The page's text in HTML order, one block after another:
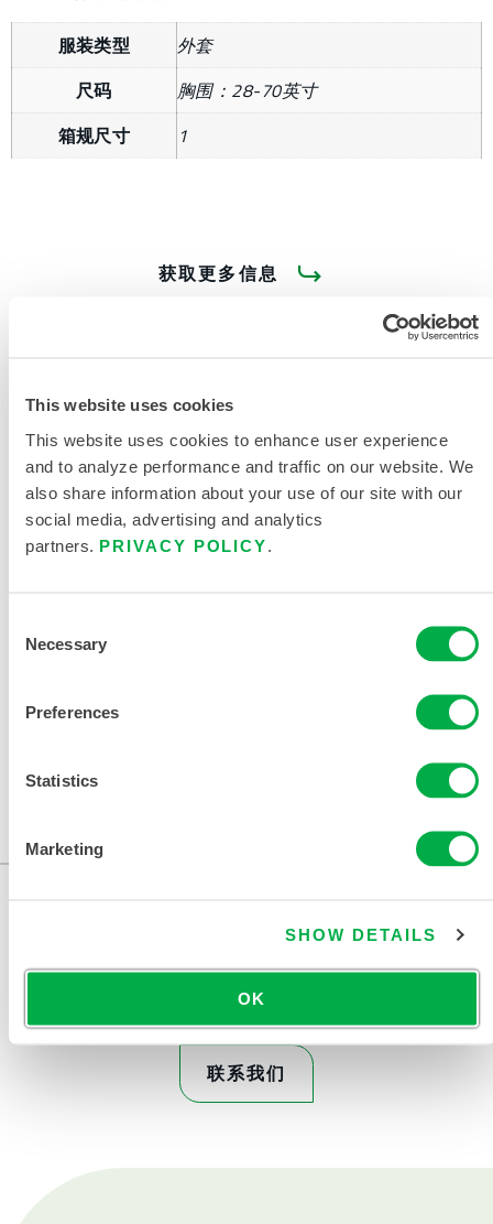
This website uses cookies
This website uses cookies to enhance user experience
and to analyze performance and traffic on our website. We
also share information about your use of our site with our
social media, advertising and analytics
partners. PRIVACY POLICY
Selection
Necessary
Preferences
Statistics
Marketing
SHOW DETAILS
OK
服装类型
外套
尺码
胸围：28-70英寸
箱规尺寸
1
获取更多信息
产品资料
供一线响应人员使用的防护战斗服
可在以下销售区域购买：美国、加拿大、墨西哥。
联系我们